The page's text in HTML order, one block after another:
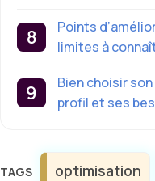
Points
limites à
Bien choisir
profil et ses
Étiquettes
optimisation